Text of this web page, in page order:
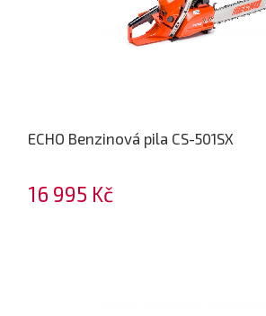
ECHO Benzinová pila CS-501SX
16 995 Kč